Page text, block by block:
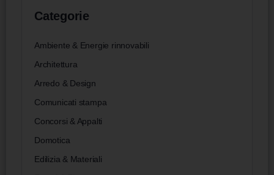
Categorie
Ambiente & Energie rinnovabili
Architettura
Arredo & Design
Comunicati stampa
Concorsi & Appalti
Domotica
Edilizia & Materiali